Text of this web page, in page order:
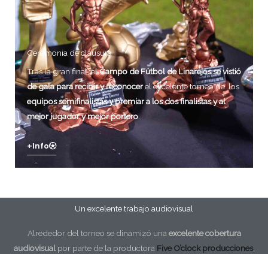
Ceremonia de clausura
Tras la gran final, elCampo de Fútbol de Linarejos se vistió
de gala para recibir y reconocerel excelente torneo de los
equipos semifinalistas y premiar a los dos finalistas y al
mejor jugador y mejor portero.
+info
Un excelente trabajo audiovisual
Alrededor del torneo se dinamizó unaexcelente cobertura
audiovisual por parte de la productora Five O’clock producciones,